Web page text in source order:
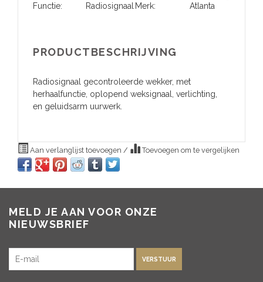
Functie:
Radiosignaal Merk: Atlanta
PRODUCTBESCHRIJVING
Radiosignaal gecontroleerde wekker, met
herhaalfunctie, oplopend weksignaal, verlichting,
en geluidsarm uurwerk.
Aan verlanglijst toevoegen / Toevoegen om te vergelijken
MELD JE AAN VOOR ONZE
NIEUWSBRIEF
VERSTUUR